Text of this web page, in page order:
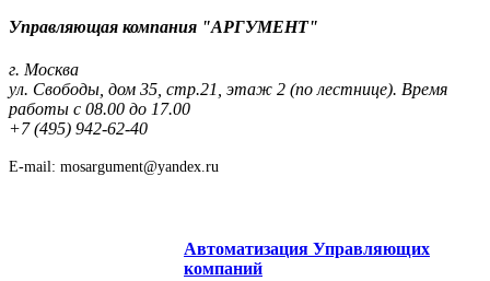
Управляющая компания "АРГУМЕНТ"
г. Москва
ул. Свободы, дом 35, стр.21, этаж 2 (по лестнице). Время
работы с 08.00 до 17.00
+7 (495) 942-62-40
E-mail: mosargument@yandex.ru
Автоматизация Управляющих
компаний